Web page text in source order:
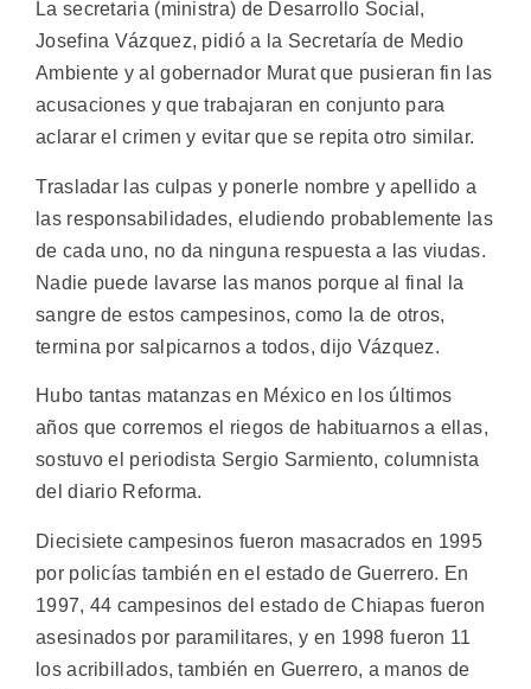
La secretaria (ministra) de Desarrollo Social,
Josefina Vázquez, pidió a la Secretaría de Medio
Ambiente y al gobernador Murat que pusieran fin las
acusaciones y que trabajaran en conjunto para
aclarar el crimen y evitar que se repita otro similar.
Trasladar las culpas y ponerle nombre y apellido a
las responsabilidades, eludiendo probablemente las
de cada uno, no da ninguna respuesta a las viudas.
Nadie puede lavarse las manos porque al final la
sangre de estos campesinos, como la de otros,
termina por salpicarnos a todos, dijo Vázquez.
Hubo tantas matanzas en México en los últimos
años que corremos el riegos de habituarnos a ellas,
sostuvo el periodista Sergio Sarmiento, columnista
del diario Reforma.
Diecisiete campesinos fueron masacrados en 1995
por policías también en el estado de Guerrero. En
1997, 44 campesinos del estado de Chiapas fueron
asesinados por paramilitares, y en 1998 fueron 11
los acribillados, también en Guerrero, a manos de